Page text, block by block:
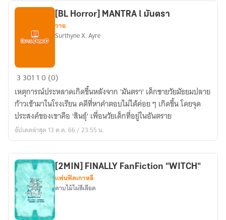
แล้ว
[BL
Horror]
MANTRA
l
มัน
ตรา
[BL Horror] MANTRA l มันตรา
วาย
Surthyne X. Ayre
3 301 10 (0)
เหตุการณ์ประหลาดเกิดขึ้นหลังจาก 'มันตรา' เด็กชายวัยมัธยมปลาย
ก้าวเข้ามาในโรงเรียน คดีที่หาคำตอบไม่ได้ค่อย ๆ เกิดขึ้น โดยจุด
ประสงค์ของเขาคือ 'สินธุ์' เพื่อนวัยเด็กที่อยู่ในอันตราย
อัปเดตล่าสุด 13 ต.ค. 66 / 23:55 น.
[2MIN] FINALLY FanFiction "WITCH"
แฟนฟิคเกาหลี
ดาบไม้ไผ่สีเลือด